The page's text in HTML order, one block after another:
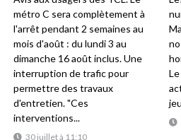
30 juillet à 11:10
métro C sera complètement à
l'arrêt pendant 2 semaines au
mois d'août : du lundi 3 au
dimanche 16 août inclus. Une
interruption de trafic pour
permettre des travaux
d'entretien. "Ces
interventions...